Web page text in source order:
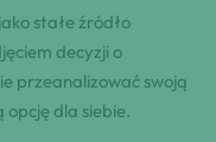
stałe źródło
decyzji o
przeanalizować swoją
dla siebie.